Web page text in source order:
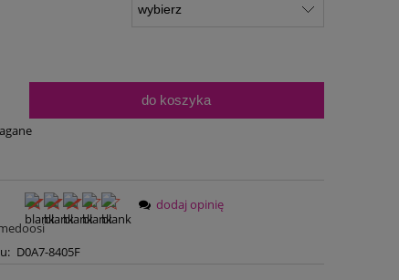
do koszyka
D0A7-8405F
dodaj opinię